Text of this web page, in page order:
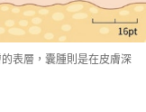
表層，囊腫則是在皮膚深